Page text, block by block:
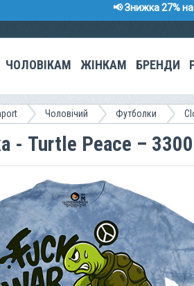
📢 Знижка 27%
ЧОЛОВІКАМ ЖІНКАМ БРЕНДИ
Чоловічий Футболки
- Turtle Peace –